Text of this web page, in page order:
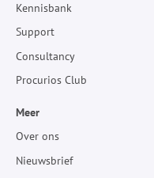
Kennisbank
Support
Consultancy
Procurios Club
Meer
Over ons
Nieuwsbrief